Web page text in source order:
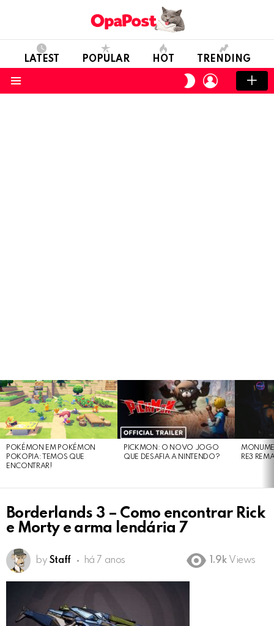
LATEST POPULAR HOT TRENDING
SWITCH
SKIN
LOGIN
LATEST
STORIES
POKÉMON EM POKÉMON
POKOPIA: TEMOS QUE
ENCONTRAR!
PICKMON: O NOVO JOGO
QUE DESAFIA A NINTENDO?
RE3
Borderlands 3 – Como encontrar Rick
e Morty e arma lendária 7
by Staff há 7 anos 1.9k Views